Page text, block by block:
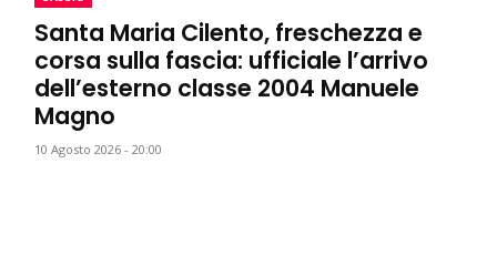
Santa Maria Cilento, freschezza e
corsa sulla fascia: ufficiale l’arrivo
dell’esterno classe 2004 Manuele
Magno
10 Agosto 2026 - 20:00